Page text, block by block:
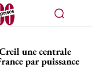
une centrale
par puissance